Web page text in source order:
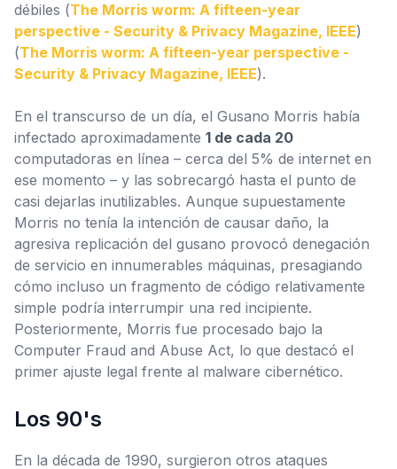
débiles (The Morris worm: A fifteen-year
perspective - Security & Privacy Magazine, IEEE)
(The Morris worm: A fifteen-year perspective -
Security & Privacy Magazine, IEEE).
En el transcurso de un día, el Gusano Morris había
infectado aproximadamente 1 de cada 20
computadoras en línea – cerca del 5% de internet en
ese momento – y las sobrecargó hasta el punto de
casi dejarlas inutilizables. Aunque supuestamente
Morris no tenía la intención de causar daño, la
agresiva replicación del gusano provocó denegación
de servicio en innumerables máquinas, presagiando
cómo incluso un fragmento de código relativamente
simple podría interrumpir una red incipiente.
Posteriormente, Morris fue procesado bajo la
Computer Fraud and Abuse Act, lo que destacó el
primer ajuste legal frente al malware cibernético.
Los 90's
En la década de 1990, surgieron otros ataques